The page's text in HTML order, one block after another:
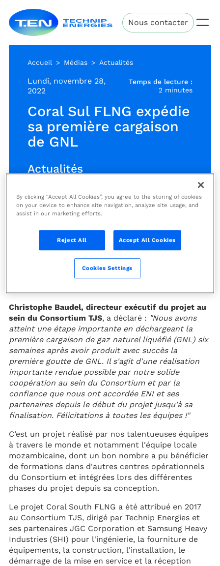
contenu
principal
Technip
EnergiesNous contacter
Accueil Médias Actualités
Lundi, novembre 28,
2022
Temps de lecture :
2 minutes
Coral Sul FLNG expédie
sa première cargaison
de GNL
Actualités
La première cargaison de gaz
naturel liquéfié (GNL) du projet
Coral South FLNG a été déchargée
avec succès dimanche dernier, le 13
novembre, de l'unité flottante de gaz
naturel liquéfié (FLNG) Coral Sul, au
large de Pemba au Mozambique.
Christophe Baudel, directeur exécutif du projet au
sein du Consortium TJS, a déclaré : "Nous avons
atteint une étape importante en déchargeant la
première cargaison de gaz naturel liquéfié (GNL) six
semaines après avoir produit avec succès la
première goutte de GNL. Il s'agit d'une réalisation
importante rendue possible par notre solide
coopération au sein du Consortium et par la
confiance que nous ont accordée ENI et ses
partenaires depuis le début du projet jusqu'à sa
finalisation. Félicitations à toutes les équipes !"
C’est un projet réalisé par nos talentueuses équipes
à travers le monde et notamment l'équipe locale
mozambicaine, dont un bon nombre a pu bénéficier
de formations dans d'autres centres opérationnels
du Consortium et intégrées lors des différentes
phases du projet depuis sa conception.
Le projet Coral South FLNG a été attribué en 2017
au Consortium TJS, dirigé par Technip Energies et
ses partenaires JGC Corporation et Samsung Heavy
Industries (SHI) pour l'ingénierie, la fourniture de
équipements, la construction, l'installation, le
démarrage de la mise en service et la réception
By clicking “Accept All Cookies”, you agree to the storing of cookies
on your device to enhance site navigation, analyze site usage, and
assist in our marketing efforts.
Reject All Accept All Cookies
Cookies Settings